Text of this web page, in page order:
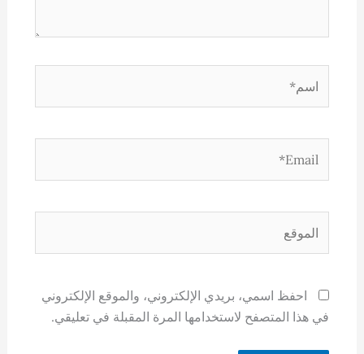
احفظ اسمي، بريدي الإلكتروني، والموقع الإلكتروني
في هذا المتصفح لاستخدامها المرة المقبلة في تعليقي.